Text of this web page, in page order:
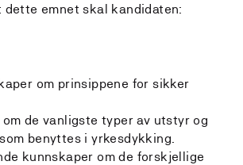
emnet skal kandidaten:
om prinsippene for sikker
de vanligste typer av utstyr og
benyttes i yrkesdykking.
kunnskaper om de forskjellige